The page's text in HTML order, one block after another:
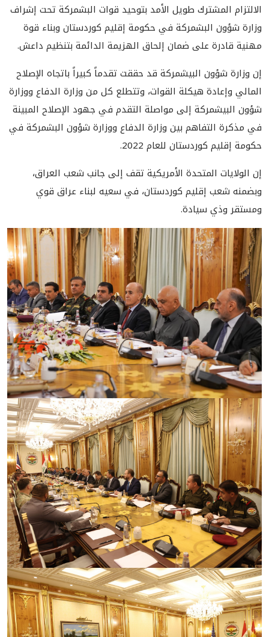
الالتزام المشترك طويل الأمد بتوحيد قوات البشمركة تحت إشراف
وزارة شؤون البشمركة في حكومة إقليم كوردستان وبناء قوة
مهنية قادرة على ضمان إلحاق الهزيمة الدائمة بتنظيم داعش.
إن وزارة شؤون البيشمركة قد حققت تقدماً كبيراً باتجاه الإصلاح
المالي وإعادة هيكلة القوات، وتتطلع كل من وزارة الدفاع ووزارة
شؤون البيشمركة إلى مواصلة التقدم في جهود الإصلاح المبينة
في مذكرة التفاهم بين وزارة الدفاع ووزارة شؤون البشمركة في
حكومة إقليم كوردستان للعام 2022.
إن الولايات المتحدة الأمريكية تقف إلى جانب شعب العراق،
وبضمنه شعب إقليم كوردستان، في سعيه لبناء عراق قوي
ومستقر وذي سيادة.